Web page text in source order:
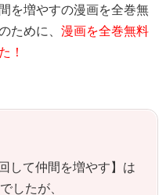
を増やすの漫画を全巻無
ために、 漫画を全巻無料
！
して仲間を増やす】は
でしたが、